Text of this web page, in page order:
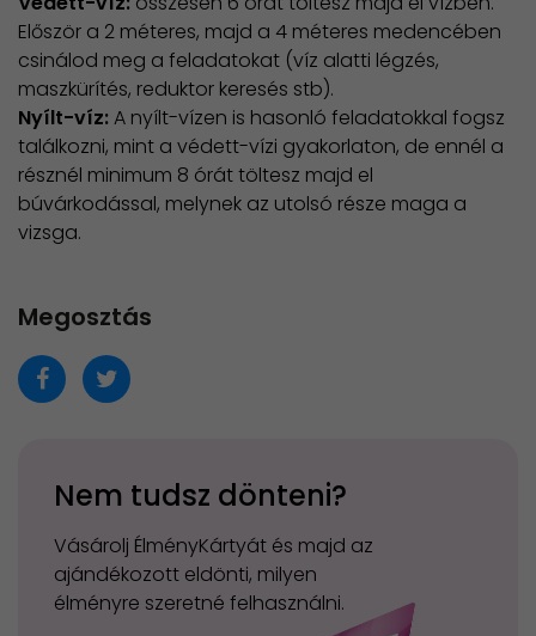
Először a 2 méteres, majd a 4 méteres medencében
csinálod meg a feladatokat (víz alatti légzés,
maszkürítés, reduktor keresés stb).
Nyílt-víz:A nyílt-vízen is hasonló feladatokkal fogsz
találkozni, mint a védett-vízi gyakorlaton, de ennél a
résznél minimum 8 órát töltesz majd el
búvárkodással, melynek az utolsó része maga a
vizsga.
Megosztás
Nem tudsz dönteni?
Vásárolj ÉlményKártyát és majd az
ajándékozott eldönti, milyen
élményre szeretné felhasználni.